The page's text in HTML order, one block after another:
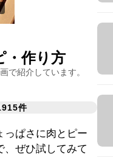
作り方
で紹介しています。
件
っぱさに肉とピー
、ぜひ試してみて